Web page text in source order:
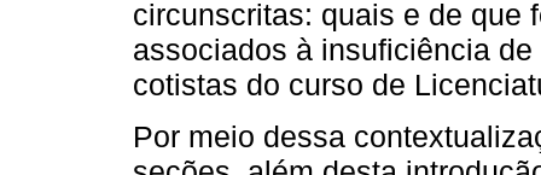
circunscritas: quais e de que
associados à insuficiência
cotistas do curso de
Por meio dessa